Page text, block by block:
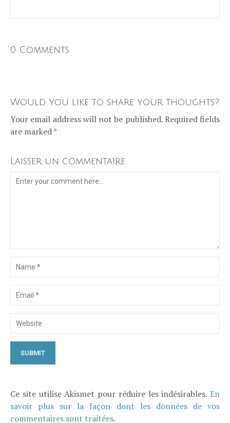
0 Comments
Would you like to share your thoughts?
Your email address will not be published. Required fields
are marked *
Laisser un commentaire
Ce site utilise Akismet pour réduire les indésirables. En
savoir plus sur la façon dont les données de vos
commentaires sont traitées.